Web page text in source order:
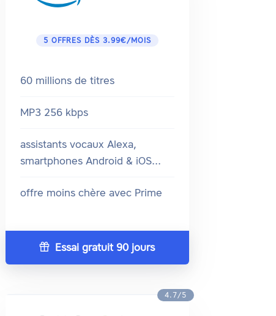
5 OFFRES DÈS 3.99€/MOIS
60 millions de titres
MP3 256 kbps
assistants vocaux Alexa,
smartphones Android & iOS...
offre moins chère avec Prime
Essai gratuit 90 jours
4.7/5